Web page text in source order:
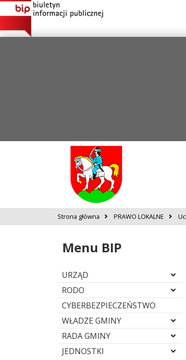
Strona główna PRAWO LOKALNE
Menu BIP
URZĄD
RODO
CYBERBEZPIECZEŃSTWO
WŁADZE GMINY
RADA GMINY
JEDNOSTKI